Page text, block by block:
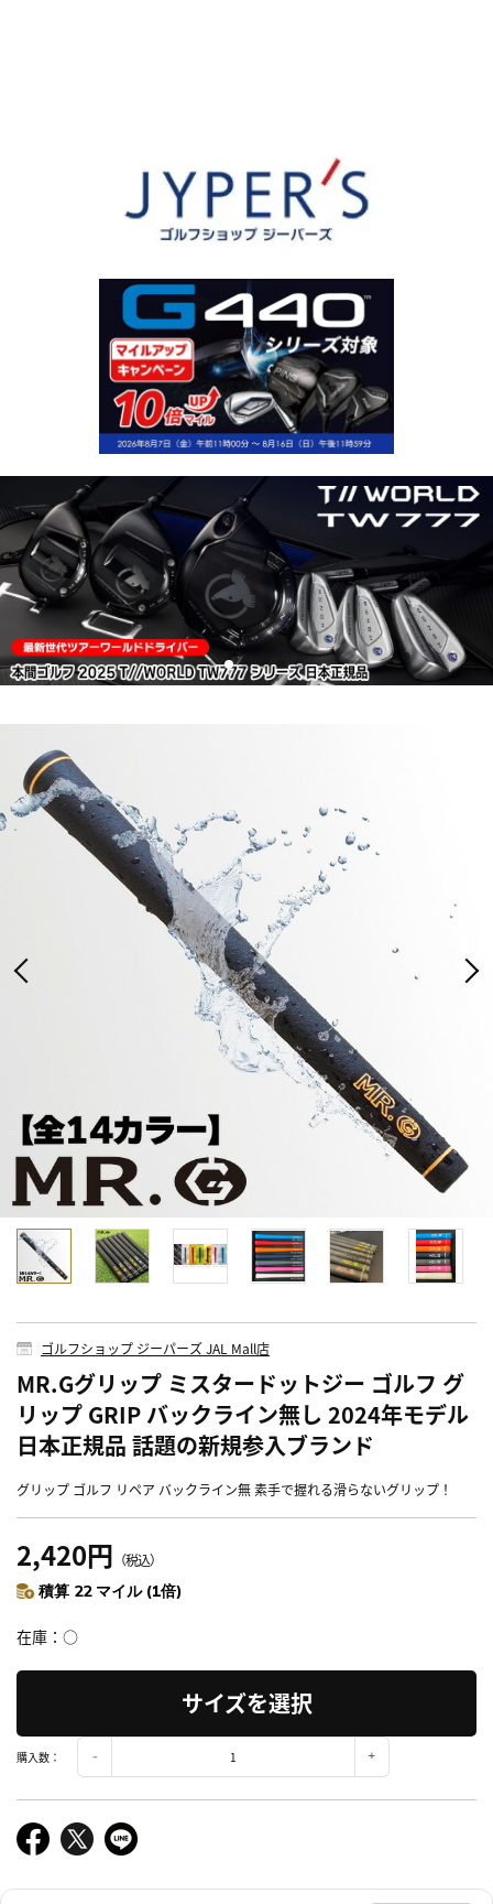
ゴルフショップ ジーパーズ JAL Mall店
MR.Gグリップ ミスタードットジー ゴルフ グ
リップ GRIP バックライン無し 2024年モデル
日本正規品 話題の新規参入ブランド
グリップ ゴルフ リペア バックライン無 素手で握れる滑らないグリップ！
2,420円 （税込）
積算 22 マイル (1倍)
在庫 ○
サイズを選択
購入数：